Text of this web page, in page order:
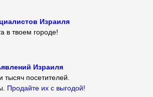
Израиля
в твоем городе!
Израиля
тысяч посетителей.
Продайте их с выгодой!